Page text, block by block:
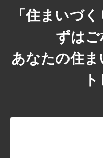
「住まいづ
ずはご
あなたの住